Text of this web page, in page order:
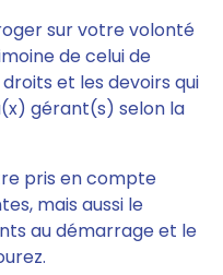
sur votre volonté
de celui de
et les devoirs qui
gérant(s) selon la
pris en compte
mais aussi le
au démarrage et le